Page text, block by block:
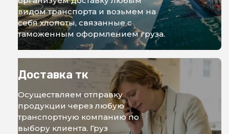
видом транспорта и возьмем на
себя хлопоты, связанные с
таможенным оформлением груза.
Доставка тк
Осуществляем отправку
продукции через любую
транспортную компанию по
выбору клиента. Груз